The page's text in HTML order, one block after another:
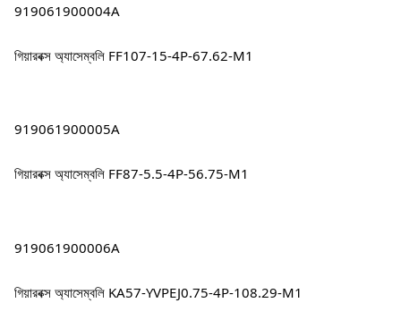
919061900004A
গিয়ারবক্স অ্যাসেম্বলি FF107-15-4P-67.62-M1
919061900005A
গিয়ারবক্স অ্যাসেম্বলি FF87-5.5-4P-56.75-M1
919061900006A
গিয়ারবক্স অ্যাসেম্বলি KA57-YVPEJ0.75-4P-108.29-M1